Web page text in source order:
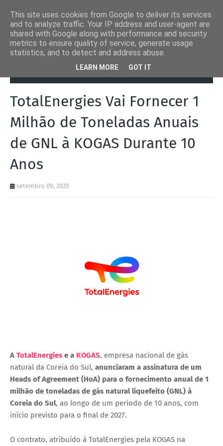
Coreia do Sul
TotalEnergies Vai Fornecer 1 Milhão de
TotalEnergies Vai Fornecer 1
Milhão de Toneladas Anuais
de GNL à KOGAS Durante 10
Anos
setembro 09, 2025
A TotalEnergies e a KOGAS, empresa nacional de gás
natural da Coreia do Sul, anunciaram a assinatura de um
Heads of Agreement (HoA) para o fornecimento anual de 1
milhão de toneladas de gás natural liquefeito (GNL) à
Coreia do Sul, ao longo de um período de 10 anos, com
início previsto para o final de 2027.
O contrato, atribuído à TotalEnergies pela KOGAS na
This site uses cookies from Google to deliver its services
and to analyze traffic. Your IP address and user-agent are
shared with Google along with performance and security
metrics to ensure quality of service, generate usage
statistics, and to detect and address abuse.
LEARN MORE GOT IT